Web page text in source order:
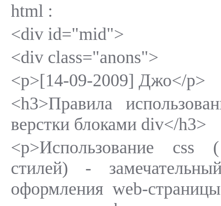
html :
<div id="mid">
<div class="anons">
<p>[14-09-2009] Джо</p>
<h3>Правила
верстки блоками div</h3>
<p>Использование css
стилей) -
оформления web-